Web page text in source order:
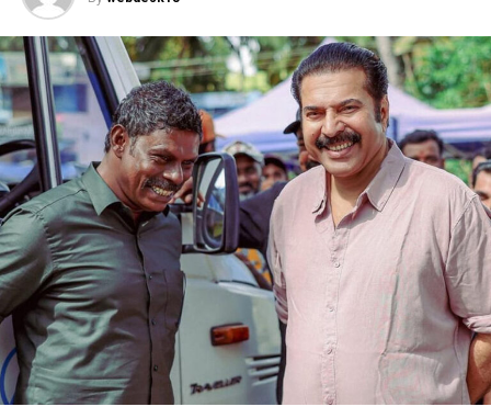
മമ്മൂട്ടിയും വിനായകനും പ്രധാന വേഷങ്ങളില്‍